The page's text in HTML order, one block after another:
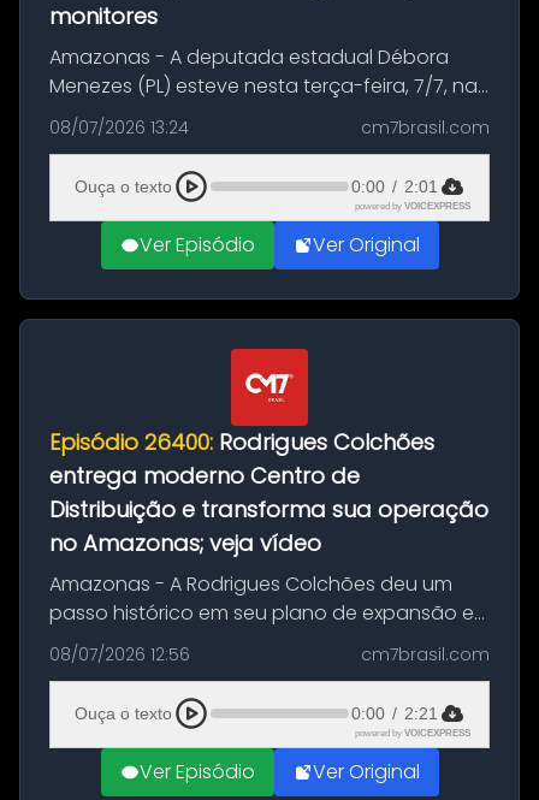
monitores
Amazonas - A deputada estadual Débora
Menezes (PL) esteve nesta terça-feira, 7/7, na
Escola Estadual Cívico-Militar Fueth Paulo
Mourão, localizada no bairro São Jorge, zona
Oeste de Manaus, para uma f...
08/07/2026 13:24 cm7brasil.com
Ouça o texto 0:00 / 2:01
powered by VOICEXPRESS
Ver Episódio Ver Original
Episódio 26400: Rodrigues Colchões
entrega moderno Centro de
Distribuição e transforma sua operação
no Amazonas; veja vídeo
Amazonas - A Rodrigues Colchões deu um
passo histórico em seu plano de expansão e
modernização logística com a inauguração
oficial do seu novo Centro de Distribuição
(CD) na Planta Manaus. O projeto, ...
08/07/2026 12:56 cm7brasil.com
Ouça o texto 0:00 / 2:21
powered by VOICEXPRESS
Ver Episódio Ver Original